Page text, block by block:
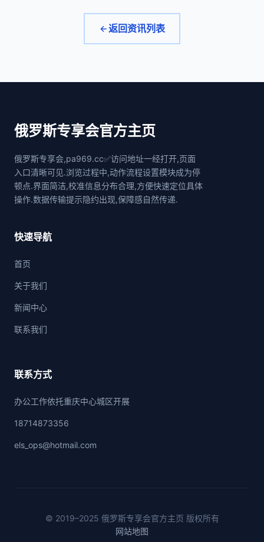
返回资讯列表
俄罗斯专享会官方主页
俄罗斯专享会,pa969.cc✅访问地址一经打开,页面
入口清晰可见.浏览过程中,动作流程设置模块成为停
顿点.界面简洁,校准信息分布合理,方便快速定位具体
操作.数据传输提示隐约出现,保障感自然传递.
快速导航
首页
关于我们
新闻中心
联系我们
联系方式
办公工作依托重庆中心城区开展
18714873356
els_ops@hotmail.com
© 2019–2025 俄罗斯专享会官方主页 版权所有
网站地图